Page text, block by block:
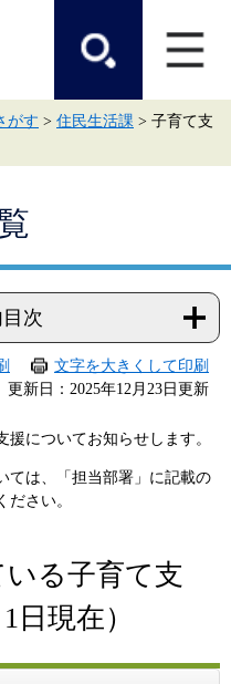
がす > 住民生活課 > 子育て支
次
文字を大きくして印刷
更新日：2025年12月23日更新
についてお知らせします。
ては、「担当部署」に記載の
さい。
る子育て支
現在）